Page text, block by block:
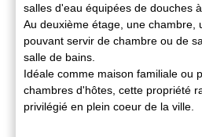
salles d'eau équipées de douches
Au deuxième étage, une chambre,
pouvant servir de chambre ou de
salle de bains.
Idéale comme maison familiale ou
chambres d'hôtes, cette propriété
privilégié en plein coeur de la ville.